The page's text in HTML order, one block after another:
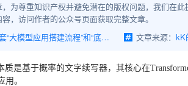
为尊重知识产权并避免潜在的版权问题，我们在
，访问作者的公众号页面获取完整文章。
我把这套“大模型应用搭建流程”和“底层原理”吃透了，教你3分钟看懂AI到底怎么思考！ 文章来源： kK
质是基于概率的文字续写器，其核心在
。